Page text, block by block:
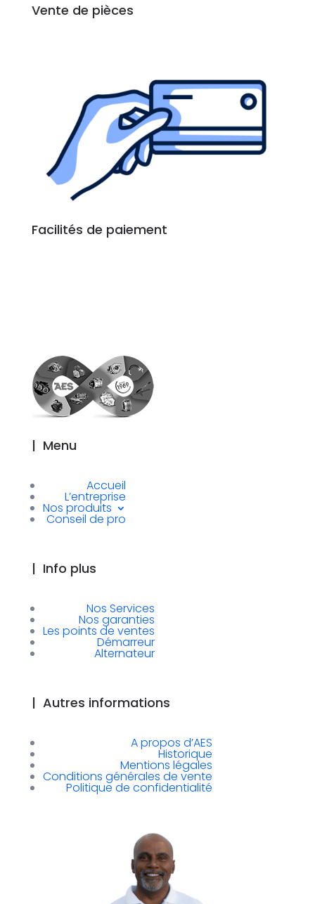
Vente de pièces
Facilités de paiement
| Menu
Accueil
L’entreprise
Nos produits
Conseil de pro
| Info plus
Nos Services
Nos garanties
Les points de ventes
Démarreur
Alternateur
| Autres informations
A propos d’AES
Historique
Mentions légales
Conditions générales de vente
Politique de confidentialité